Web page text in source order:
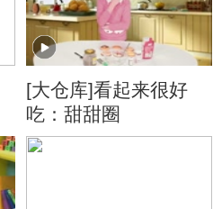
[大仓库]看起来很好
吃：甜甜圈